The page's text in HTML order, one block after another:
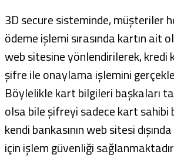
3D secure sisteminde, müşteriler
ödeme işlemi sırasında kartın ait
web sitesine yönlendirilerek, kredi
şifre ile onaylama işlemini
Böylelikle kart bilgileri başkaları
olsa bile şifreyi sadece kart sahibi
kendi bankasının web sitesi
için işlem güvenliği sağlanmaktadır